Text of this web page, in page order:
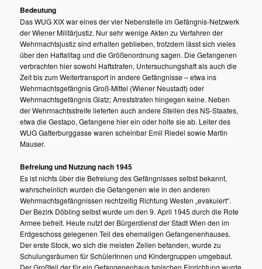
Bedeutung
Das WUG XIX war eines der vier Nebenstelle im Gefängnis-Netzwerk
der Wiener Militärjustiz. Nur sehr wenige Akten zu Verfahren der
Wehrmachtsjustiz sind erhalten geblieben, trotzdem lässt sich vieles
über den Haftalltag und die Größenordnung sagen. Die Gefangenen
verbrachten hier sowohl Haftstrafen, Untersuchungshaft als auch die
Zeit bis zum Weitertransport in andere Gefängnisse – etwa ins
Wehrmachtsgefängnis Groß-Mittel (Wiener Neustadt) oder
Wehrmachtsgefängnis Glatz; Arreststrafen hingegen keine. Neben
der Wehrmachtsstreife lieferten auch andere Stellen des NS-Staates,
etwa die Gestapo, Gefangene hier ein oder holte sie ab. Leiter des
WUG Gatterburggasse waren scheinbar Emil Riedel sowie Martin
Mauser.
Befreiung und Nutzung nach 1945
Es ist nichts über die Befreiung des Gefängnisses selbst bekannt,
wahrscheinlich wurden die Gefangenen wie in den anderen
Wehrmachtsgefängnissen rechtzeitig Richtung Westen „evakuiert“.
Der Bezirk Döbling selbst wurde um den 9. April 1945 durch die Rote
Armee befreit. Heute nutzt der Bürgerdienst der Stadt Wien den im
Erdgeschoss gelegenen Teil des ehemaligen Gefangenenhauses.
Der erste Stock, wo sich die meisten Zellen befanden, wurde zu
Schulungsräumen für SchülerInnen und Kindergruppen umgebaut.
Der Großteil der für ein Gefangenenhaus typischen Einrichtung wurde